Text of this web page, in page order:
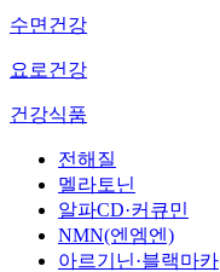
수면건강
요로건강
건강식품
전해질
멜라토닌
알파CD·커큐민
NMN(엔엠엔)
아르기닌·블랙마카